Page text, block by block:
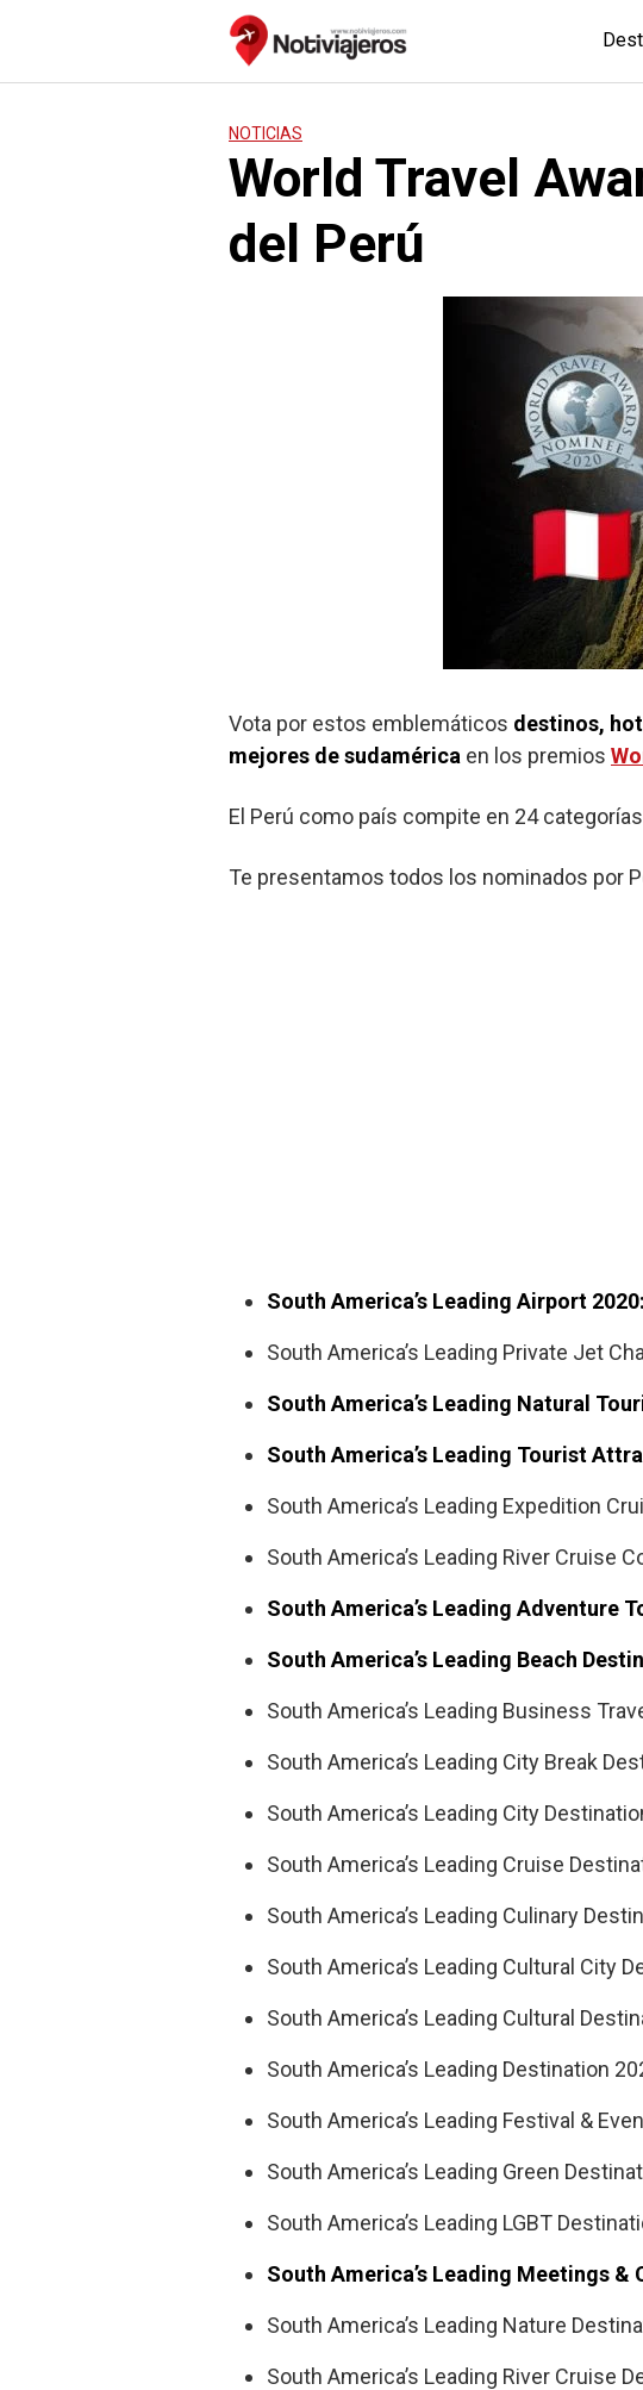
NOTICIAS
World Travel
del Perú
Vota por estos emblemáticos destinos,
mejores de sudamérica en los premios
El Perú como país compite en 24
Te presentamos todos los nominados por
South America’s Leading Airport
South America’s Leading Private Jet
South America’s Leading Natural
South America’s Leading Tourist
South America’s Leading Expedition
South America’s Leading River Cruise
South America’s Leading Adventure
South America’s Leading Beach
South America’s Leading Business
South America’s Leading City Break
South America’s Leading City
South America’s Leading Cruise
South America’s Leading Culinary
South America’s Leading Cultural City
South America’s Leading Cultural
South America’s Leading Destination
South America’s Leading Festival &
South America’s Leading Green
South America’s Leading LGBT
South America’s Leading Meetings
South America’s Leading Nature
South America’s Leading River Cruise